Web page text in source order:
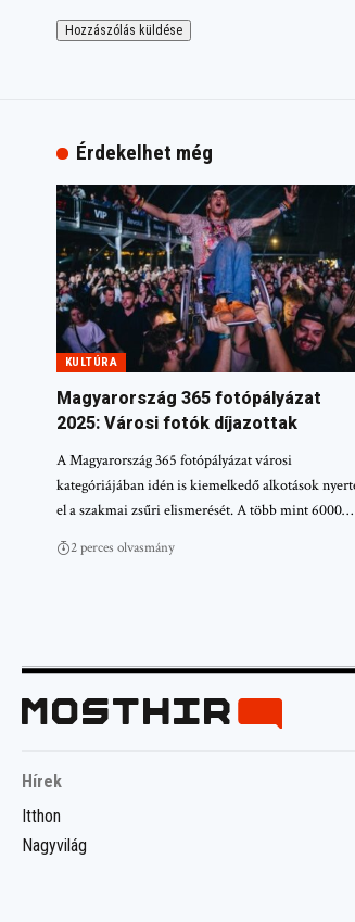
Érdekelhet még
KULTÚRA
Magyarország 365 fotópályázat
2025: Városi fotók díjazottak
A Magyarország 365 fotópályázat városi
kategóriájában idén is kiemelkedő alkotások
el a szakmai zsűri elismerését. A több mint 6000…
2 perces olvasmány
Hírek
Itthon
Nagyvilág